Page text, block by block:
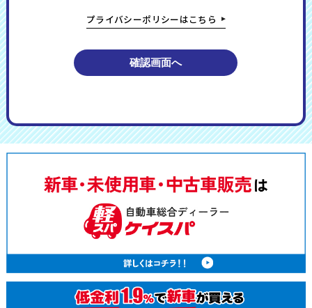
プライバシーポリシーはこちら